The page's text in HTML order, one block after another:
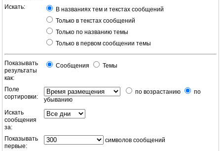
Искать:
В названиях тем и текстах сообщений
Только в текстах сообщений
Только по названию темы
Только в первом сообщении темы
Показывать
результаты
как:
Сообщения Темы
Поле
сортировки:
по возрастанию
по
убыванию
Искать
сообщения
за:
Показывать
первые:
символов сообщений